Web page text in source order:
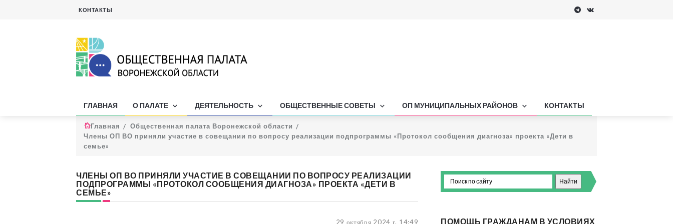
КОНТАКТЫ
ГЛАВНАЯ О ПАЛАТЕ ДЕЯТЕЛЬНОСТЬ ОБЩЕСТВЕННЫЕ СОВЕТЫ ОП МУНИЦИПАЛЬНЫХ РАЙОНОВ КОНТАКТЫ
Главная
Общественная палата Воронежской области
Члены ОП ВО приняли участие в совещании по вопросу реализации подпрограммы «Протокол сообщения диагноза» проекта «Дети в
семье»
ЧЛЕНЫ ОП ВО ПРИНЯЛИ УЧАСТИЕ В СОВЕЩАНИИ ПО ВОПРОСУ РЕАЛИЗАЦИИ
ПОДПРОГРАММЫ «ПРОТОКОЛ СООБЩЕНИЯ ДИАГНОЗА» ПРОЕКТА «ДЕТИ В
СЕМЬЕ»
29 октября 2024 г. 14:49 ПОМОЩЬ ГРАЖДАНАМ В УСЛОВИЯХ